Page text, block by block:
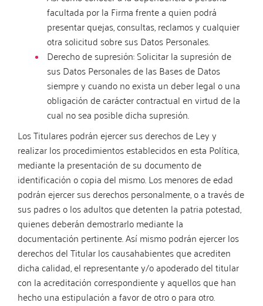
facultada por la Firma frente a quien podrá
presentar quejas, consultas, reclamos y cualquier
otra solicitud sobre sus Datos Personales.
Derecho de supresión: Solicitar la supresión de
sus Datos Personales de las Bases de Datos
siempre y cuando no exista un deber legal o una
obligación de carácter contractual en virtud de la
cual no sea posible dicha supresión.
Los Titulares podrán ejercer sus derechos de Ley y
realizar los procedimientos establecidos en esta Política,
mediante la presentación de su documento de
identificación o copia del mismo. Los menores de edad
podrán ejercer sus derechos personalmente, o a través de
sus padres o los adultos que detenten la patria potestad,
quienes deberán demostrarlo mediante la
documentación pertinente. Así mismo podrán ejercer los
derechos del Titular los causahabientes que acrediten
dicha calidad, el representante y/o apoderado del titular
con la acreditación correspondiente y aquellos que han
hecho una estipulación a favor de otro o para otro.